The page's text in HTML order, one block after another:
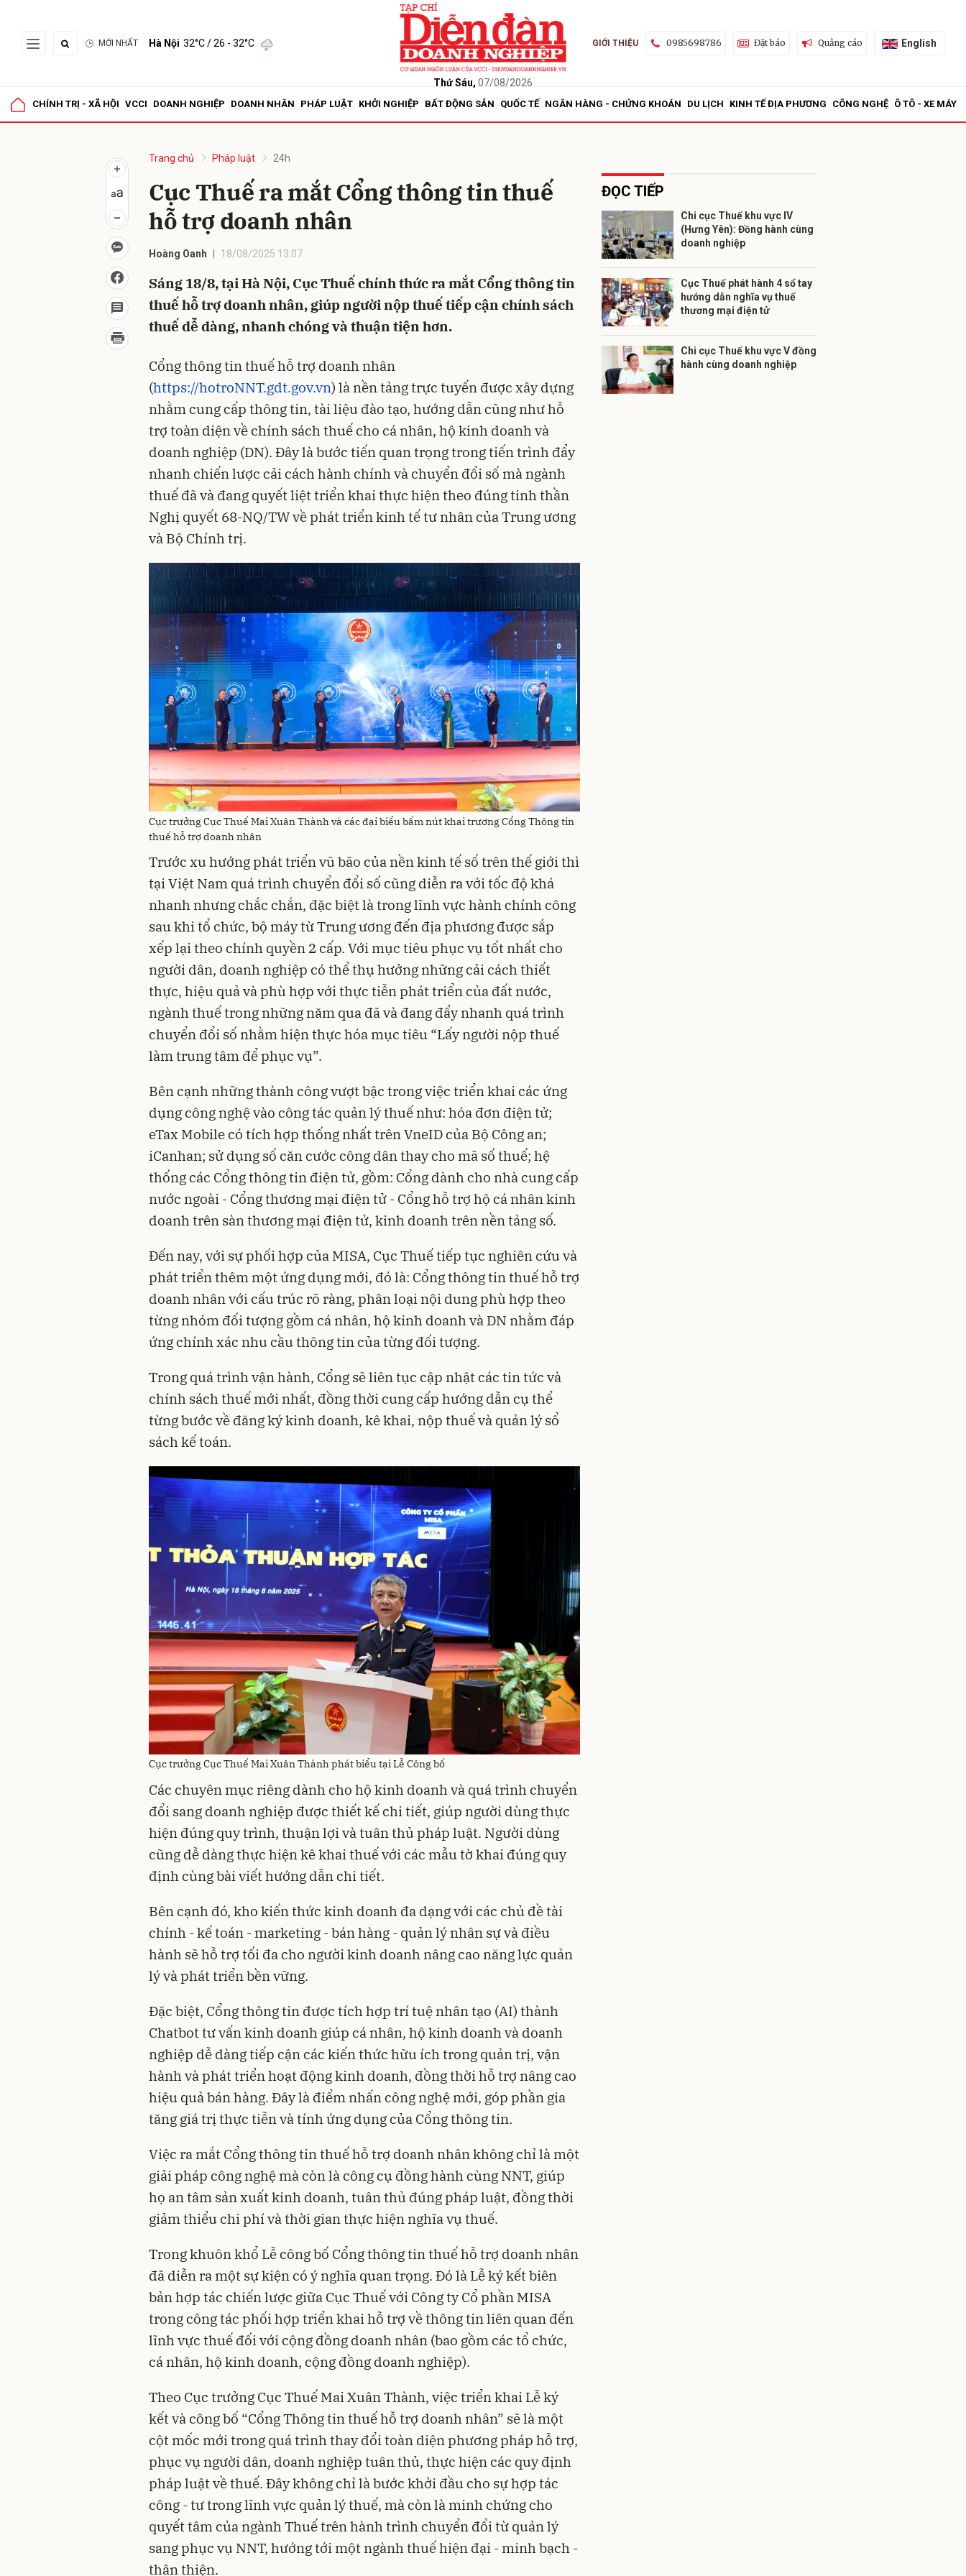
MỚI NHẤT Hà Nội 32°C/ 26 - 32°C
Thứ Sáu, 07/08/2026
GIỚI THIỆU 0985698786 Đặt báo Quảng cáo English
CHÍNH TRỊ - XÃ HỘI VCCI DOANH NGHIỆP DOANH NHÂN PHÁP LUẬT KHỞI NGHIỆP BẤT ĐỘNG SẢN QUỐC TẾ NGÂN HÀNG - CHỨNG KHOÁN DU LỊCH KINH TẾ ĐỊA PHƯƠNG CÔNG NGHỆ Ô TÔ - XE MÁY
Trang chủ Pháp luật 24h
Cục Thuế ra mắt Cổng thông tin thuế
hỗ trợ doanh nhân
Hoàng Oanh 18/08/2025 13:07
Sáng 18/8, tại Hà Nội, Cục Thuế chính thức ra mắt Cổng thông tin
thuế hỗ trợ doanh nhân, giúp người nộp thuế tiếp cận chính sách
thuế dễ dàng, nhanh chóng và thuận tiện hơn.
Cổng thông tin thuế hỗ trợ doanh nhân
(https://hotroNNT.gdt.gov.vn) là nền tảng trực tuyến được xây dựng
nhằm cung cấp thông tin, tài liệu đào tạo, hướng dẫn cũng như hỗ
trợ toàn diện về chính sách thuế cho cá nhân, hộ kinh doanh và
doanh nghiệp (DN). Đây là bước tiến quan trọng trong tiến trình đẩy
nhanh chiến lược cải cách hành chính và chuyển đổi số mà ngành
thuế đã và đang quyết liệt triển khai thực hiện theo đúng tinh thần
Nghị quyết 68-NQ/TW về phát triển kinh tế tư nhân của Trung ương
và Bộ Chính trị.
Cục trưởng Cục Thuế Mai Xuân Thành và các đại biểu bấm nút khai trương Cổng Thông tin
thuế hỗ trợ doanh nhân
Trước xu hướng phát triển vũ bão của nền kinh tế số trên thế giới thì
tại Việt Nam quá trình chuyển đổi số cũng diễn ra với tốc độ khá
nhanh nhưng chắc chắn, đặc biệt là trong lĩnh vực hành chính công
sau khi tổ chức, bộ máy từ Trung ương đến địa phương được sắp
xếp lại theo chính quyền 2 cấp. Với mục tiêu phục vụ tốt nhất cho
người dân, doanh nghiệp có thể thụ hưởng những cải cách thiết
thực, hiệu quả và phù hợp với thực tiễn phát triển của đất nước,
ngành thuế trong những năm qua đã và đang đẩy nhanh quá trình
chuyển đổi số nhằm hiện thực hóa mục tiêu “Lấy người nộp thuế
làm trung tâm để phục vụ”.
Bên cạnh những thành công vượt bậc trong việc triển khai các ứng
dụng công nghệ vào công tác quản lý thuế như: hóa đơn điện tử;
eTax Mobile có tích hợp thống nhất trên VneID của Bộ Công an;
iCanhan; sử dụng số căn cước công dân thay cho mã số thuế; hệ
thống các Cổng thông tin điện tử, gồm: Cổng dành cho nhà cung cấp
nước ngoài - Cổng thương mại điện tử - Cổng hỗ trợ hộ cá nhân kinh
doanh trên sàn thương mại điện tử, kinh doanh trên nền tảng số.
Đến nay, với sự phối hợp của MISA, Cục Thuế tiếp tục nghiên cứu và
phát triển thêm một ứng dụng mới, đó là: Cổng thông tin thuế hỗ trợ
doanh nhân với cấu trúc rõ ràng, phân loại nội dung phù hợp theo
từng nhóm đối tượng gồm cá nhân, hộ kinh doanh và DN nhằm đáp
ứng chính xác nhu cầu thông tin của từng đối tượng.
Trong quá trình vận hành, Cổng sẽ liên tục cập nhật các tin tức và
chính sách thuế mới nhất, đồng thời cung cấp hướng dẫn cụ thể
từng bước về đăng ký kinh doanh, kê khai, nộp thuế và quản lý sổ
sách kế toán.
Cục trưởng Cục Thuế Mai Xuân Thành phát biểu tại Lễ Công bố
Các chuyên mục riêng dành cho hộ kinh doanh và quá trình chuyển
đổi sang doanh nghiệp được thiết kế chi tiết, giúp người dùng thực
hiện đúng quy trình, thuận lợi và tuân thủ pháp luật. Người dùng
cũng dễ dàng thực hiện kê khai thuế với các mẫu tờ khai đúng quy
định cùng bài viết hướng dẫn chi tiết.
Bên cạnh đó, kho kiến thức kinh doanh đa dạng với các chủ đề tài
chính - kế toán - marketing - bán hàng - quản lý nhân sự và điều
hành sẽ hỗ trợ tối đa cho người kinh doanh nâng cao năng lực quản
lý và phát triển bền vững.
Đặc biệt, Cổng thông tin được tích hợp trí tuệ nhân tạo (AI) thành
Chatbot tư vấn kinh doanh giúp cá nhân, hộ kinh doanh và doanh
nghiệp dễ dàng tiếp cận các kiến thức hữu ích trong quản trị, vận
hành và phát triển hoạt động kinh doanh, đồng thời hỗ trợ nâng cao
hiệu quả bán hàng. Đây là điểm nhấn công nghệ mới, góp phần gia
tăng giá trị thực tiễn và tính ứng dụng của Cổng thông tin.
Việc ra mắt Cổng thông tin thuế hỗ trợ doanh nhân không chỉ là một
giải pháp công nghệ mà còn là công cụ đồng hành cùng NNT, giúp
họ an tâm sản xuất kinh doanh, tuân thủ đúng pháp luật, đồng thời
giảm thiểu chi phí và thời gian thực hiện nghĩa vụ thuế.
Trong khuôn khổ Lễ công bố Cổng thông tin thuế hỗ trợ doanh nhân
đã diễn ra một sự kiện có ý nghĩa quan trọng. Đó là Lễ ký kết biên
bản hợp tác chiến lược giữa Cục Thuế với Công ty Cổ phần MISA
trong công tác phối hợp triển khai hỗ trợ về thông tin liên quan đến
lĩnh vực thuế đối với cộng đồng doanh nhân (bao gồm các tổ chức,
cá nhân, hộ kinh doanh, cộng đồng doanh nghiệp).
Theo Cục trưởng Cục Thuế Mai Xuân Thành, việc triển khai Lễ ký
kết và công bố “Cổng Thông tin thuế hỗ trợ doanh nhân” sẽ là một
cột mốc mới trong quá trình thay đổi toàn diện phương pháp hỗ trợ,
phục vụ người dân, doanh nghiệp tuân thủ, thực hiện các quy định
pháp luật về thuế. Đây không chỉ là bước khởi đầu cho sự hợp tác
công - tư trong lĩnh vực quản lý thuế, mà còn là minh chứng cho
quyết tâm của ngành Thuế trên hành trình chuyển đổi từ quản lý
sang phục vụ NNT, hướng tới một ngành thuế hiện đại - minh bạch -
thân thiện.
ĐỌC TIẾP
Chi cục Thuế khu vực IV
(Hưng Yên): Đồng hành cùng
doanh nghiệp
Cục Thuế phát hành 4 sổ tay
hướng dẫn nghĩa vụ thuế
thương mại điện tử
Chi cục Thuế khu vực V đồng
hành cùng doanh nghiệp
Gửi